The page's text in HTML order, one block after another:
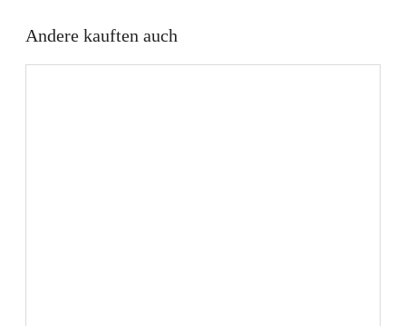
Andere kauften auch